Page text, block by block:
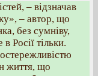
– відзначав
– автор, що
без сумніву,
Росії тільки.
життя, що